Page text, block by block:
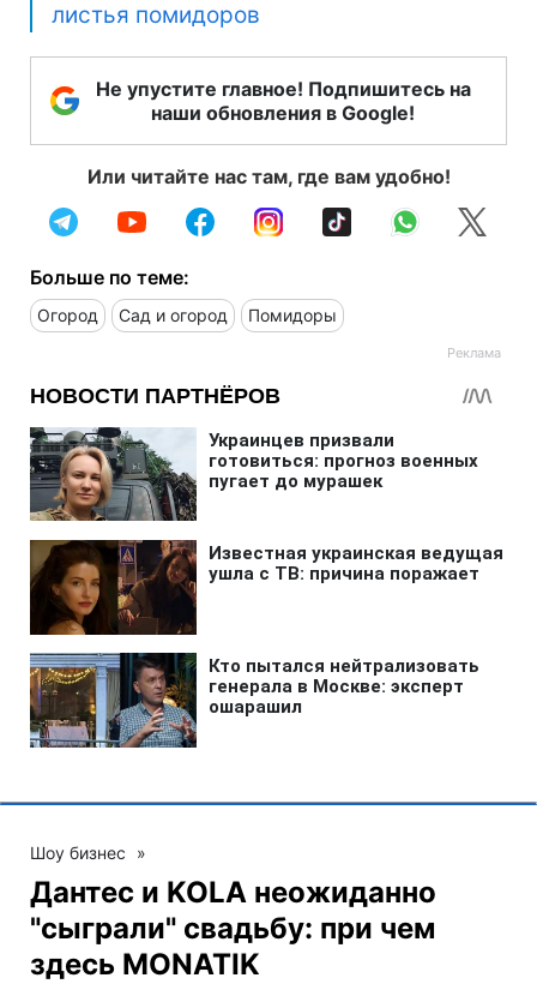
листья помидоров
Не упустите главное! Подпишитесь на
наши обновления в Google!
Или читайте нас там, где вам удобно!
Больше по теме:
Огород Сад и огород Помидоры
Шоу бизнес »
Дантес и KOLA неожиданно
"сыграли" свадьбу: при чем
здесь MONATIK